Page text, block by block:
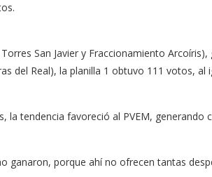
San Javier y Fraccionamiento
del Real), la planilla 1 obtuvo 111 votos,
la tendencia favoreció al PVEM,
ganaron, porque ahí no ofrecen tantas